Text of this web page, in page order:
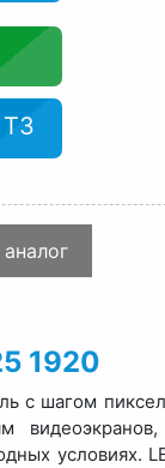
ТЗ
1920
с шагом
условиях.